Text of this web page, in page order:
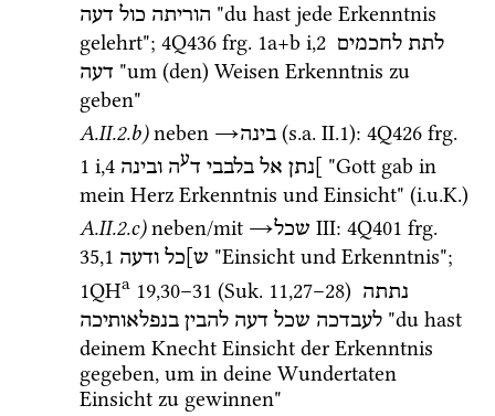
הוריתה כול דעה
"du hast jede Erkenntnis
gelehrt"; 4Q436 frg. 1a+b i,2 לתת לחכמים
דעה "um (den) Weisen Erkenntnis zu
geben"
A.II.2.b)neben →בינה (s.a. II.1): 4Q426 frg.
1 i,4 ]נתן אל בלבבי דעה ובינה
"Gott gab in
mein Herz Erkenntnis und Einsicht" (i.u.K.
A.II.2.c)neben/mit →שכל ‎ III: 4Q401 frg.
35,1 ש]כל ודעה
1QHa 19,30–31 (Suk. 11,27–28) נתתה
לעבדכה שכל דעה להבין בנפלאותיכה
"du hast
deinem Knecht Einsicht der Erkenntnis
gegeben, um in deine Wundertaten
Einsicht zu gewinnen"